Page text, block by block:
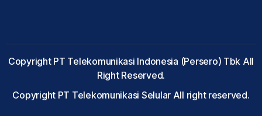
Copyright PT Telekomunikasi Indonesia (Persero) Tbk All
Right Reserved.
Copyright PT Telekomunikasi Selular All right reserved.